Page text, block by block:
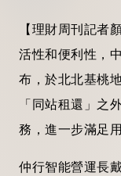
【理財周刊記者
活性和便利性，
布，於北北基桃
「同站租還」之
務，進一步滿足
仲行智能營運長